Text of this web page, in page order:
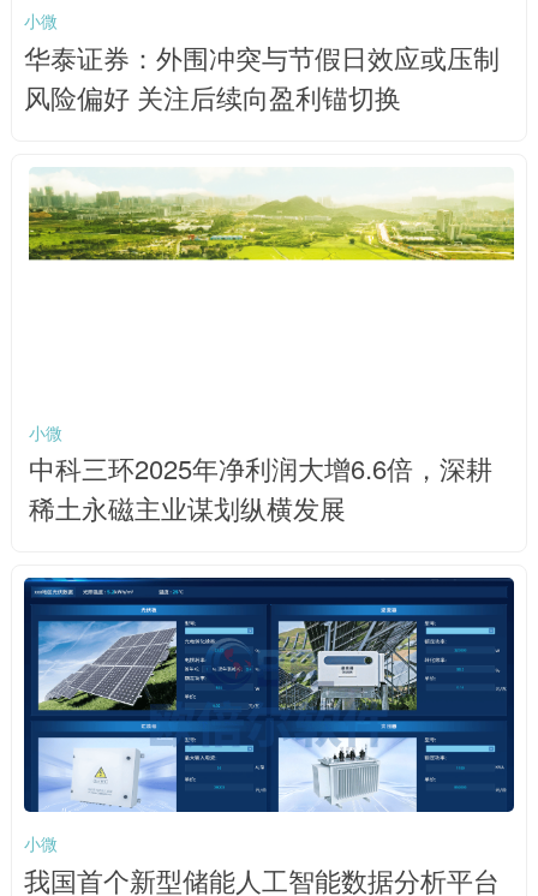
小微
华泰证券：外围冲突与节假日效应或压制
风险偏好 关注后续向盈利锚切换
小微
中科三环2025年净利润大增6.6倍，深耕
稀土永磁主业谋划纵横发展
小微
我国首个新型储能人工智能数据分析平台